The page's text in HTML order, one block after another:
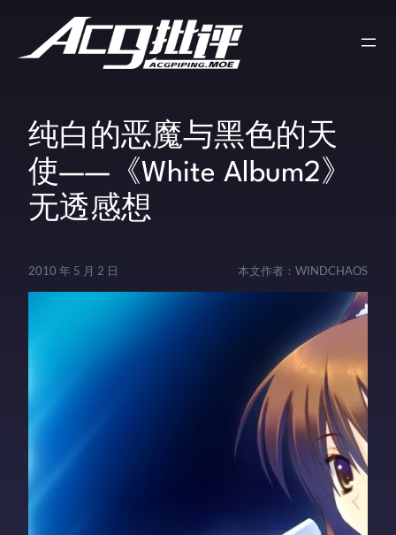
纯白的恶魔与黑色的天
使——《White Album2》
无透感想
2010 年 5 月 2 日 本文作者： WINDCHAOS